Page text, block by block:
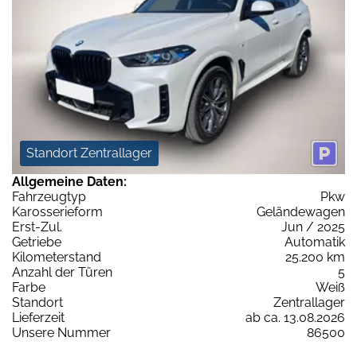
Standort Zentrallager
Allgemeine Daten:
Fahrzeugtyp
Pkw
Karosserieform
Geländewagen
Erst-Zul.
Jun / 2025
Getriebe
Automatik
Kilometerstand
25.200 km
Anzahl der Türen
5
Farbe
Weiß
Standort
Zentrallager
Lieferzeit
ab ca. 13.08.2026
Unsere Nummer
86500